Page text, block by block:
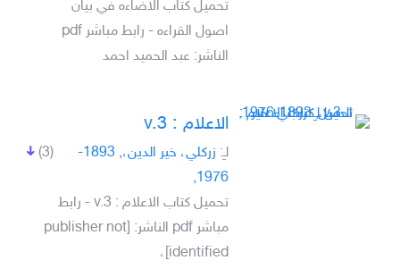
تحميل كتاب الاضاءه في بيان
اصول القراءه - رابط مباشر pdf
الناشر: عبد الحميد احمد
الاعلام :‏ v.3
(3) لـِ:
زركلي، خير الدين،, 1893-
1976,
تحميل كتاب الاعلام :‏ v.3 - رابط
مباشر pdf الناشر: [publisher not
identified]،